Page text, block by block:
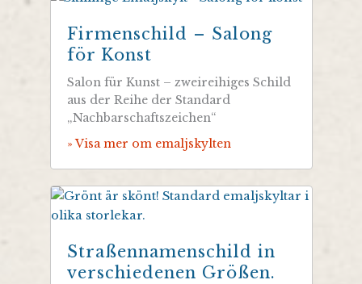
Firmenschild – Salong
för Konst
Salon für Kunst – zweireihiges Schild
aus der Reihe der Standard
„Nachbarschaftszeichen“
» Visa mer om emaljskylten
Straßennamenschild in
verschiedenen Größen.